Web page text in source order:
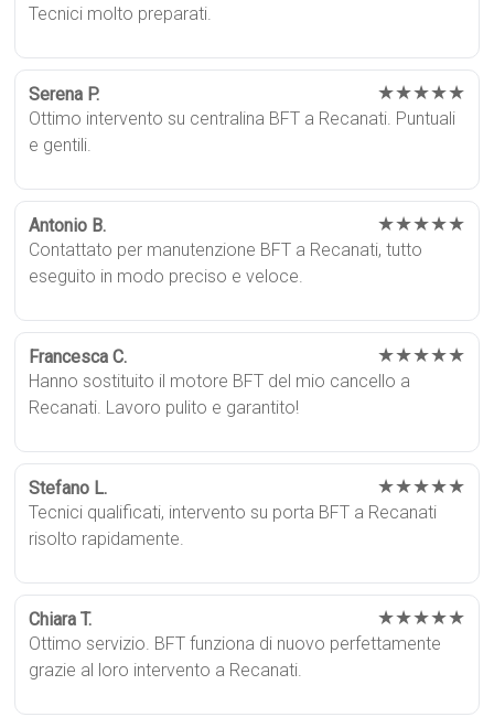
Tecnici molto preparati.
Serena P. ★★★★★
Ottimo intervento su centralina BFT a Recanati. Puntuali
e gentili.
Antonio B. ★★★★★
Contattato per manutenzione BFT a Recanati, tutto
eseguito in modo preciso e veloce.
Francesca C. ★★★★★
Hanno sostituito il motore BFT del mio cancello a
Recanati. Lavoro pulito e garantito!
Stefano L. ★★★★★
Tecnici qualificati, intervento su porta BFT a Recanati
risolto rapidamente.
Chiara T. ★★★★★
Ottimo servizio. BFT funziona di nuovo perfettamente
grazie al loro intervento a Recanati.